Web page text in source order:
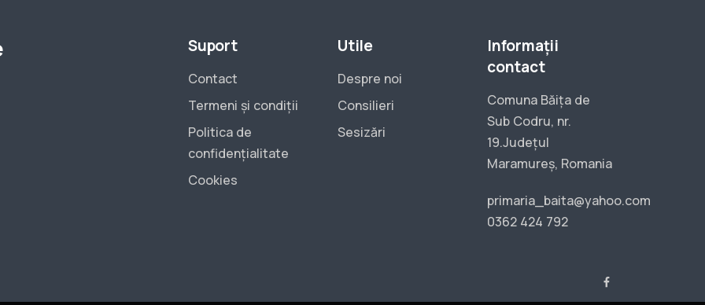
Suport
Contact
Termeni și condiții
Politica de
confidențialitate
Cookies
Utile
Despre noi
Consilieri
Sesizări
Informații
contact
Comuna Băița de
Sub Codru, nr.
19.Județul
Maramureș, Romania
primaria_baita@yahoo.com
0362 424 792